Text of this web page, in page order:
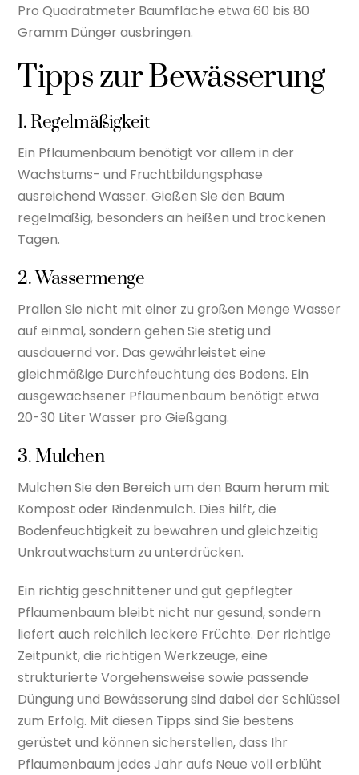
Pro Quadratmeter Baumfläche etwa 60 bis 80
Gramm Dünger ausbringen.
Tipps zur Bewässerung
1. Regelmäßigkeit
Ein Pflaumenbaum benötigt vor allem in der
Wachstums- und Fruchtbildungsphase
ausreichend Wasser. Gießen Sie den Baum
regelmäßig, besonders an heißen und trockenen
Tagen.
2. Wassermenge
Prallen Sie nicht mit einer zu großen Menge Wasser
auf einmal, sondern gehen Sie stetig und
ausdauernd vor. Das gewährleistet eine
gleichmäßige Durchfeuchtung des Bodens. Ein
ausgewachsener Pflaumenbaum benötigt etwa
20-30 Liter Wasser pro Gießgang.
3. Mulchen
Mulchen Sie den Bereich um den Baum herum mit
Kompost oder Rindenmulch. Dies hilft, die
Bodenfeuchtigkeit zu bewahren und gleichzeitig
Unkrautwachstum zu unterdrücken.
Ein richtig geschnittener und gut gepflegter
Pflaumenbaum bleibt nicht nur gesund, sondern
liefert auch reichlich leckere Früchte. Der richtige
Zeitpunkt, die richtigen Werkzeuge, eine
strukturierte Vorgehensweise sowie passende
Düngung und Bewässerung sind dabei der Schlüssel
zum Erfolg. Mit diesen Tipps sind Sie bestens
gerüstet und können sicherstellen, dass Ihr
Pflaumenbaum jedes Jahr aufs Neue voll erblüht